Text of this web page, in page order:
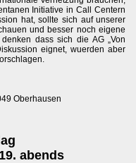
Initiative in Call Centern
hat, sollte sich auf unserer
und besser noch eigene
dass sich die AG „Von
eignet, wuerden aber
Oberhausen
abends